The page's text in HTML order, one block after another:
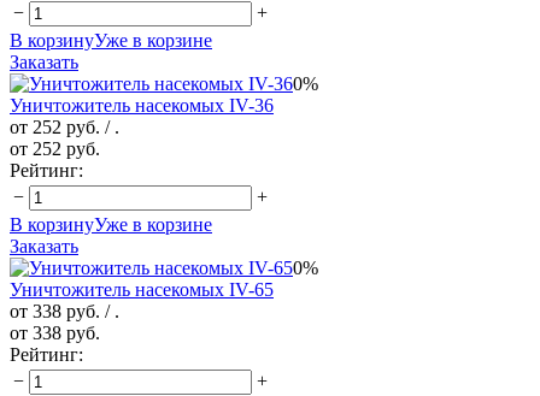
−
+
В корзинуУже в корзине
Заказать
0%
Уничтожитель насекомых IV-36
от 252 руб. / .
от 252 руб.
Рейтинг:
−
+
В корзинуУже в корзине
Заказать
0%
Уничтожитель насекомых IV-65
от 338 руб. / .
от 338 руб.
Рейтинг:
−
+